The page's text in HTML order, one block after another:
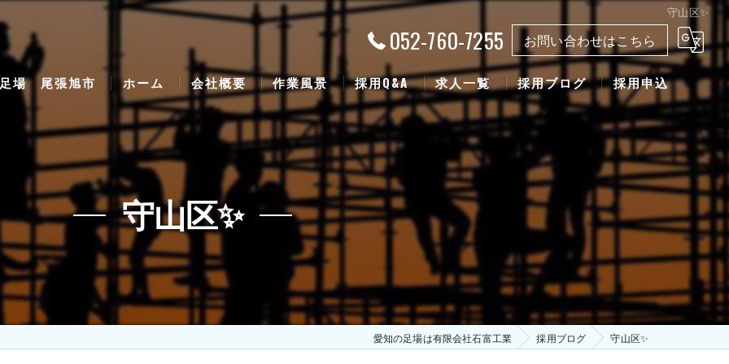
守山区✨
052-760-7255 お問い合わせはこちら
場 尾張旭市 ホーム 会社概要 作業風景 採用Q&A 求人一覧 採用ブログ 採用申込
守山区✨
愛知の足場は有限会社石富工業 採用ブログ 守山区✨